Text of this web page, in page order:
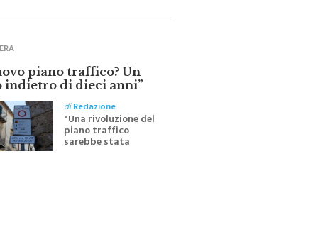
all'indomani della
piano traffico? Un
indietro di dieci anni”
diRedazione
"Una rivoluzione del
piano traffico
sarebbe stata